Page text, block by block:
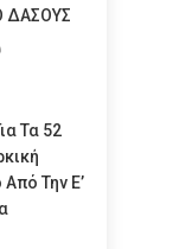
ΔΑΣΟΥΣ
Τα 52
Την Ε’